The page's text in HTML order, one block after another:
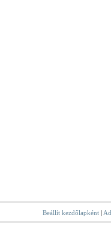
Beállít kezdőlapként |